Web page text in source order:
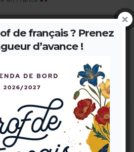
la version Carnet
de français ? Prenez
d’avance !